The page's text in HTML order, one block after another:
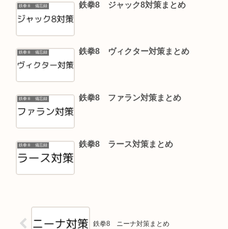
鉄拳８ 備忘録 鉄拳8 ジャック8対策まとめ
鉄拳８ 備忘録 鉄拳8 ヴィクター対策まとめ
鉄拳８ 備忘録 鉄拳8 ファラン対策まとめ
鉄拳８ 備忘録 鉄拳8 ラース対策まとめ
鉄拳8 ニーナ対策まとめ